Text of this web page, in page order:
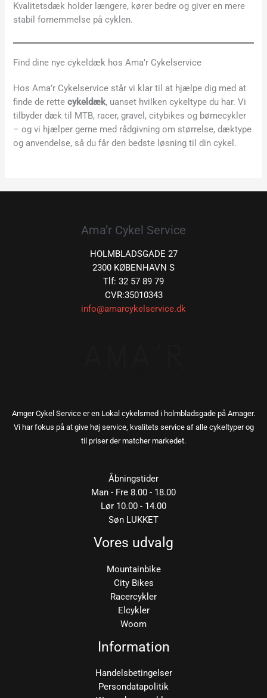
Kvalitetsdæk holder længere, kører bedre og giver en mere
stabil fornemmelse på cyklen.
Find dine nye cykeldæk hos Ama’r Cykelservice
Hos Ama’r Cykelservice står vi klar til at hjælpe dig med at
finde de rettecykeldæk, uanset hvilken cykeltype du har. Vi
tilbyder dæk til MTB, racer, gravel, citybikes og børnecykler
– og vi hjælper gerne med rådgivning om størrelse, dæktype
og anvendelse, så du får den bedste løsning til din cykel.
Ama’r Cykel Service
HOLMBLADSGADE 27
2300 KØBENHAVN S
Tlf: 32 57 89 79
CVR:35010343
info@amarcykelservice.dk
Amger Cykel Service er en Lokal cykelsmed i holmbladsgade på Amager.
Vi har fokus på at give høj service, kvalitets service af alle cykeltyper og
til priser der matcher markedet.
Åbningstider
Man - Fre 8.00 - 18.00
Lør 10.00 - 14.00
Søn LUKKET
Vores udvalg
Mountainbike
City Bikes
Racercykler
Elcykler
Woom
Information
Handelsbetingelser
Persondatapolitik